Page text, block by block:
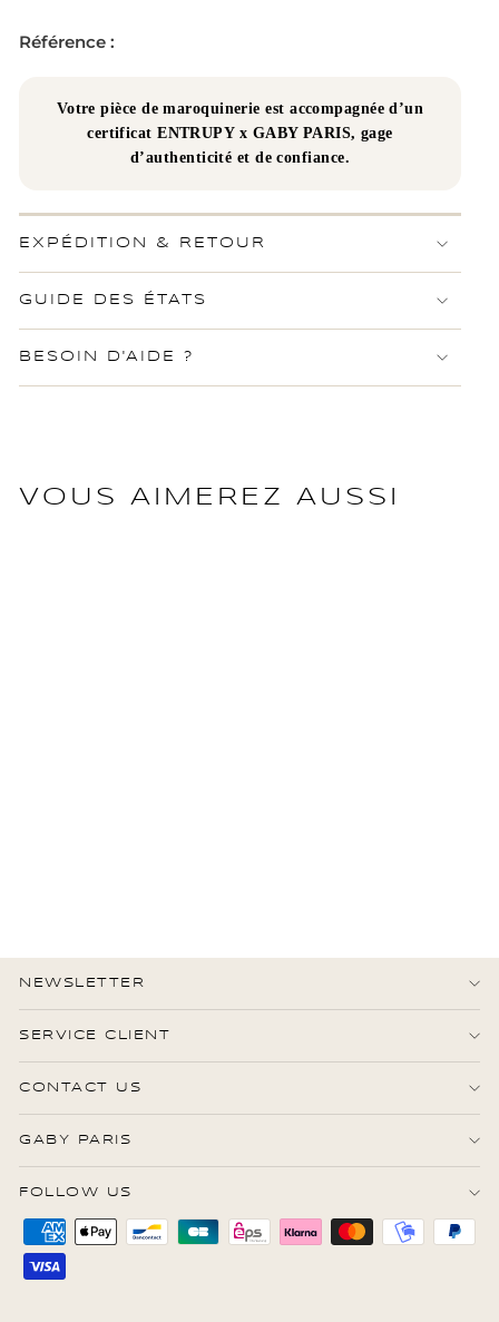
Référence :
Votre pièce de maroquinerie est accompagnée d’un
certificat ENTRUPY x GABY PARIS, gage
d’authenticité et de confiance.
EXPÉDITION & RETOUR
GUIDE DES ÉTATS
BESOIN D'AIDE ?
VOUS AIMEREZ AUSSI
NEWSLETTER
SERVICE CLIENT
CONTACT US
GABY PARIS
FOLLOW US